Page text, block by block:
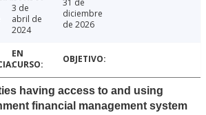
3 de
abril de
2024
31 de
diciembre
de 2026
having access to and using
financial management system